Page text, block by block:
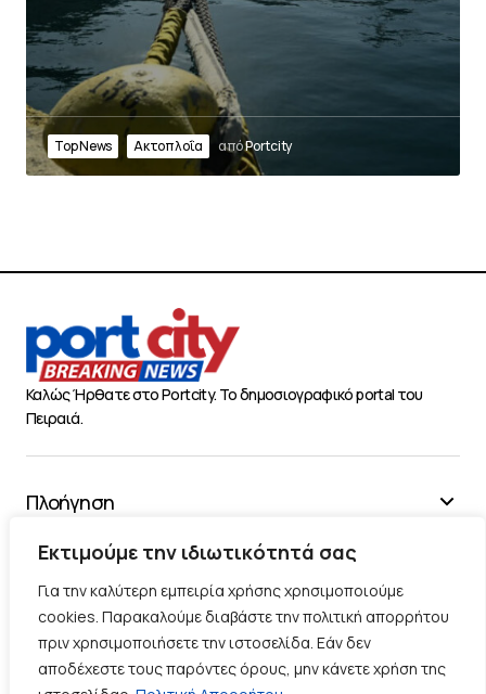
Εκτιμούμε την ιδιωτικότητά σας
Για την καλύτερη εμπειρία χρήσης χρησιμοποιούμε
cookies. Παρακαλούμε διαβάστε την πολιτική απορρήτου
πριν χρησιμοποιήσετε την ιστοσελίδα. Εάν δεν
αποδέχεστε τους παρόντες όρους, μην κάνετε χρήση της
Top News Ακτοπλοΐα απόPortcity
Καλώς Ήρθατε στο Portcity. Το δημοσιογραφικό portal του
Πειραιά.
Πλοήγηση
Χρήσιμα
Διάφορα
Ακολουθήστε μας